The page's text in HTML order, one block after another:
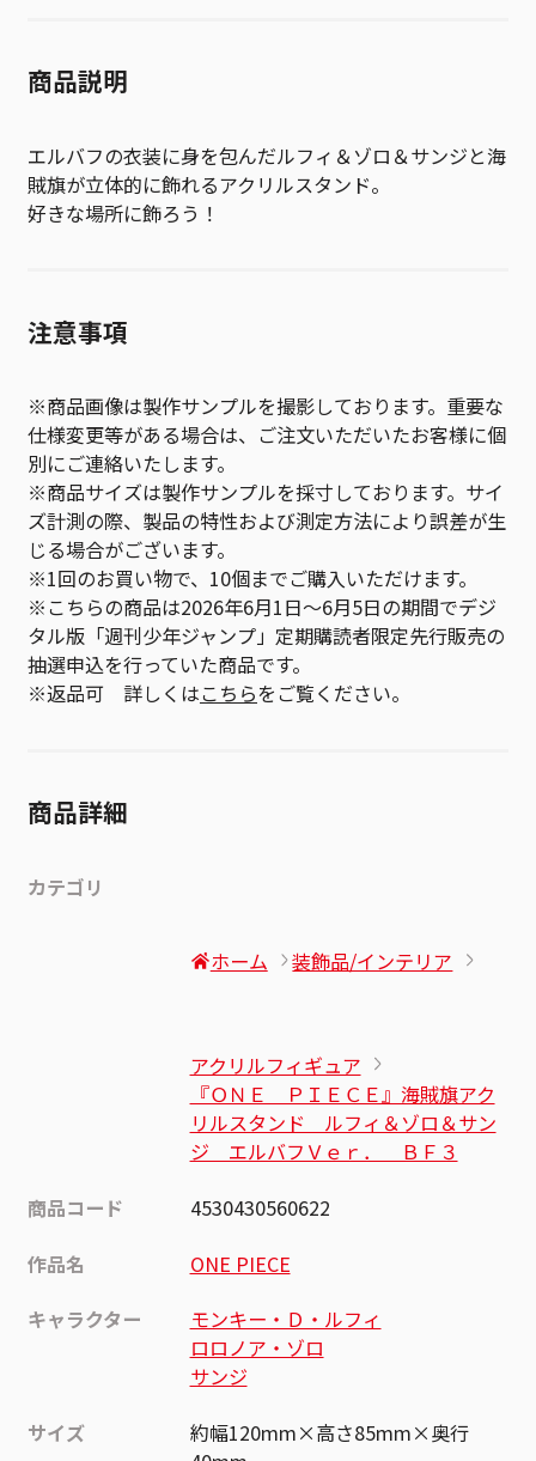
商品説明
エルバフの衣装に身を包んだルフィ＆ゾロ＆サンジと海
賊旗が立体的に飾れるアクリルスタンド。
好きな場所に飾ろう！
注意事項
※商品画像は製作サンプルを撮影しております。重要な
仕様変更等がある場合は、ご注文いただいたお客様に個
別にご連絡いたします。
※商品サイズは製作サンプルを採寸しております。サイ
ズ計測の際、製品の特性および測定方法により誤差が生
じる場合がございます。
※1回のお買い物で、10個までご購入いただけます。
※こちらの商品は2026年6月1日～6月5日の期間でデジ
タル版「週刊少年ジャンプ」定期購読者限定先行販売の
抽選申込を行っていた商品です。
※返品可 詳しくはこちらをご覧ください。
商品詳細
カテゴリ
ホーム 装飾品/インテリア
アクリルフィギュア
『ＯＮＥ ＰＩＥＣＥ』海賊旗アク
リルスタンド ルフィ＆ゾロ＆サン
ジ エルバフＶｅｒ． ＢＦ３
商品コード
4530430560622
作品名
ONE PIECE
キャラクター
モンキー・Ｄ・ルフィ
ロロノア・ゾロ
サンジ
サイズ
約幅120mm×高さ85mm×奥行